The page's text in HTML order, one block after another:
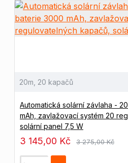
20m, 20 kapačů
Automatická solární závlaha -
mAh, zavlažovací systém 20
solární panel 7,5 W
3 145,00 Kč 3 275,00 Kč